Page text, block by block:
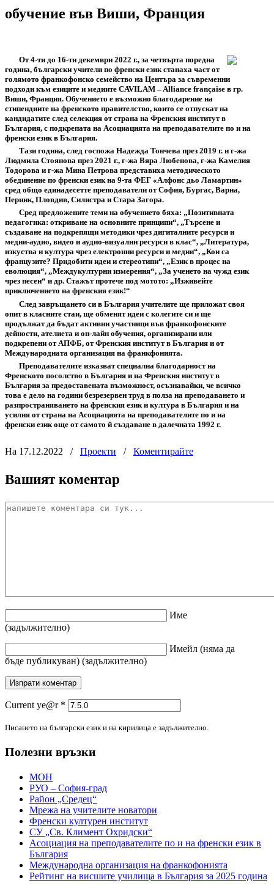
обучение във Виши, Франция
От 4-ти до 16-ти декември 2022 г., за четвърта поредна
година, български учители по френски език станаха част от
голямото франкофонско семейство на Центъра за съвременни
подходи към езиците и медиите CAVILAM – Alliance française в гр.
Виши, Франция. Обучението е възможно благодарение на
стипендиите на френското правителство, които се отпускат на
кандидатите след селекция от страна на Френския институт в
България, с подкрепата на Асоциацията на преподавателите по и на
френски език в България.
Тази година, след госпожа Надежда Тончева през 2019 г. и г-жа
Людмила Стоянова през 2021 г., г-жа Вяра Любенова, г-жа Камелия
Тодорова и г-жа Мина Петрова представиха методическото
обединение по френски език на 9-та ФЕГ «Алфонс дьо Ламартин»
сред общо единадесетте преподаватели от София, Бургас, Варна,
Перник, Пловдив, Силистра и Стара Загора.
Сред предложените теми на обучението бяха: „Позитивната
педагогика: откриване на основните принципи“, „Търсене и
създаване на подкрепящи методики чрез дигиталните ресурси и
медии-аудио, видео и аудио-визуални ресурси в клас“, „Литература,
изкуства и култура чрез електронни ресурси и медии“, „Кои са
французите? Придобити идеи и стереотипи“, „Език в процес на
еволюция“, „Междукултурни измерения“, „За ученето на чужд език
чрез песен“ и др. Стажът протече под мотото: „Изживейте
приключението на френския език!“
След завръщането си в България учителите ще приложат своя
опит в класните стаи, ще обменят идеи с колегите си и ще
продължат да бъдат активни участници във франкофонските
дейности, ателиета и он-лайн обучения, организирани или
подкрепени от АПФБ, от Френския институт в България и от
Международната организация на франкфонията.
Преподавателите изказват специална благодарност на
Френското посолство в България и на Френския институт в
България за предоставената възможност, осъзнавайки, че всичко
това е дело на години безрезервен труд в полза на преподаването и
разпространяването на френския език и култура в България и на
усилия от страна на Асоциацията на преподавателите по и на
френски език още от самото й създаване в далечната 1992 г.
На 17.12.2022 / Проекти / Коментирайте
Вашият коментар
Име
(задължително)
Имейл (няма да
бъде публикуван) (задължително)
Current ye@r *
Писането на български език и на кирилица е задължително.
Полезни връзки
МОН
РУО – София-град
Район „Средец“
Мрежа на учителите новатори
Френски културен институт
СУ „Св. Климент Охридски“
Асоциация на преподавателите по и на френски език в
България
Международна организация на франкофонията
Рейтинг на висшите училища в България за 2025 година